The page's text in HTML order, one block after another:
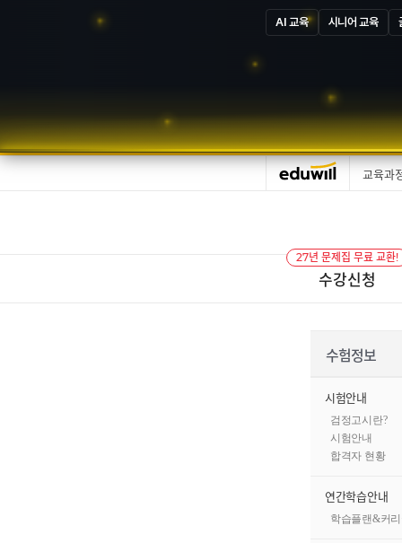
AI 교육 시니어 교육
교육과
수강신청
27년 문제집 무료 교환!
수험정보
시험안내
검정고시란?
시험안내
합격자 현황
연간학습안내
학습플랜&커